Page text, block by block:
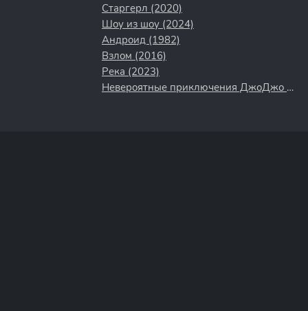
Старгерл (2020)
Шоу из шоу (2024)
Андроид (1982)
Взлом (2016)
Река (2023)
Невероятные приключения ДжоДжо (2017)